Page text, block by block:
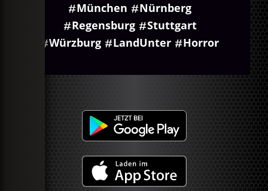
München
Nürnberg
Regensburg
Stuttgart
Würzburg
LandUnter Horror